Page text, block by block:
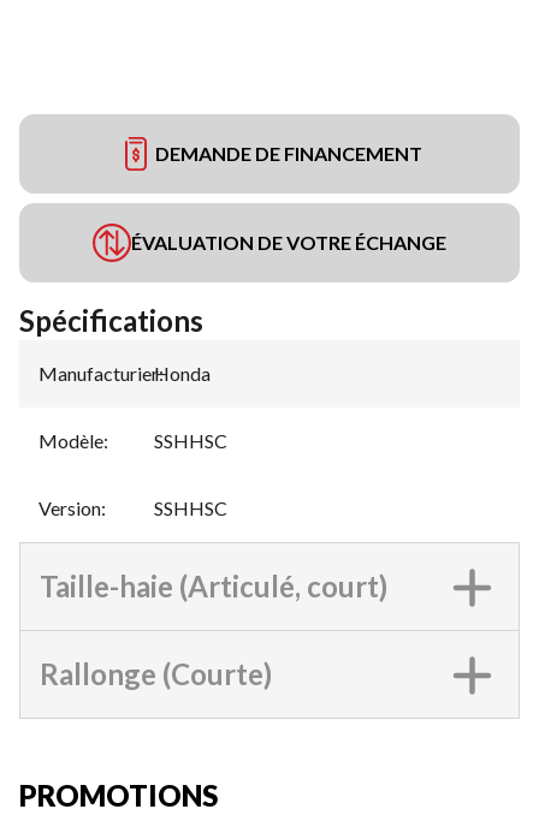
DEMANDE DE FINANCEMENT
ÉVALUATION DE VOTRE ÉCHANGE
Spécifications
Manufacturier:
Honda
Modèle: SSHHSC
Version: SSHHSC
Taille-haie (Articulé, court)
Rallonge (Courte)
PROMOTIONS